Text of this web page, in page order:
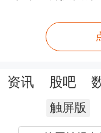
资讯 股吧
触屏版